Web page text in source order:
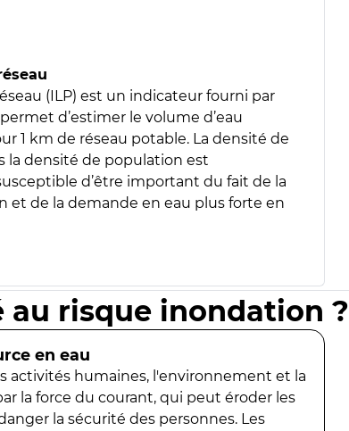
(ILP) est un indicateur fourni par
d’estimer le volume d’eau
1 km de réseau potable. La densité de
la densité de population est
d’être important du fait de la
et de la demande en eau plus forte en
risque inondation ?
en eau
activités humaines, l'environnement et la
la force du courant, qui peut éroder les
la sécurité des personnes. Les